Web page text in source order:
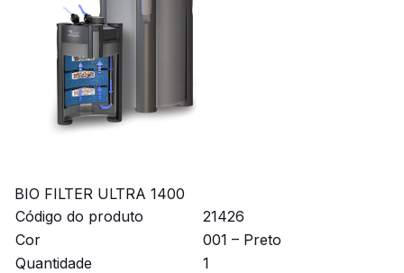
BIO FILTER ULTRA 1400
Código do produto
21426
Cor
001 – Preto
Quantidade
1